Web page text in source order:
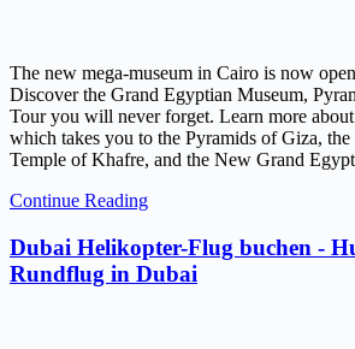
The new mega-museum in Cairo is now
Discover the Grand Egyptian Museum,
Tour you will never forget. Learn more
which takes you to the Pyramids of Giza,
Temple of Khafre, and the New Grand
Continue Reading
Dubai Helikopter-Flug buchen -
Rundflug in Dubai